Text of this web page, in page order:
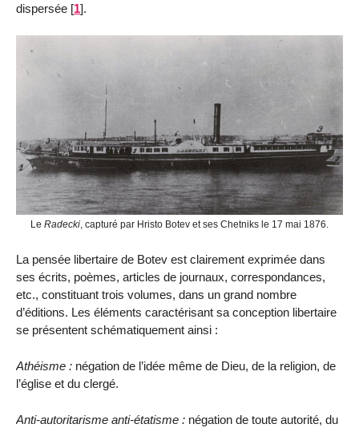
dispersée [1].
Le Radecki, capturé par Hristo Botev et ses Chetniks le 17 mai 1876.
La pensée libertaire de Botev est clairement exprimée dans
ses écrits, poèmes, articles de journaux, correspondances,
etc., constituant trois volumes, dans un grand nombre
d’éditions. Les éléments caractérisant sa conception libertaire
se présentent schématiquement ainsi :
Athéisme : négation de l’idée même de Dieu, de la religion, de
l’église et du clergé.
Anti-autoritarisme anti-étatisme : négation de toute autorité, du